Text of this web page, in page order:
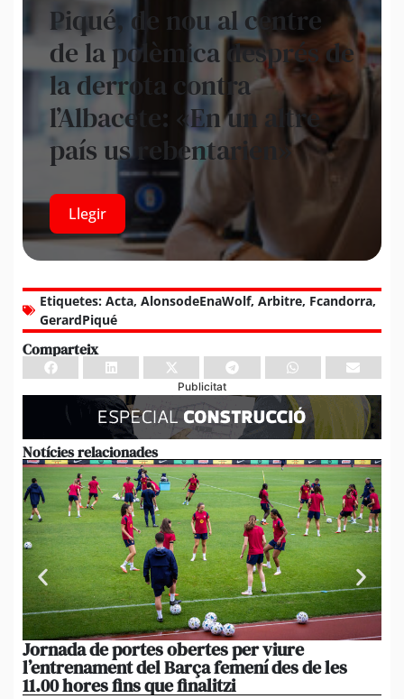
Piqué, de nou al centre
de la polèmica després de
la derrota contra
l’Albacete: «En un altre
país us rebentarien»
Llegir
Etiquetes: Acta, AlonsodeEnaWolf, Arbitre, Fcandorra,
GerardPiqué
Comparteix
Publicitat
Notícies relacionades
Jornada de portes obertes per viure
l’entrenament del Barça femení des de les
11.00 hores fins que finalitzi